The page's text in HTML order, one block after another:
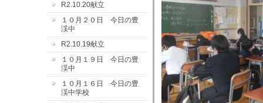
R2.10.20献立
１０月２０日 今日の豊
渓中
R2.10.19献立
１０月１９日 今日の豊
渓中
１０月１６日 今日の豊
渓中学校